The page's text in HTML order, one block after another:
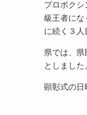
プロボク
級王者にな
に続く３人
県では、
としました
顕彰式の日